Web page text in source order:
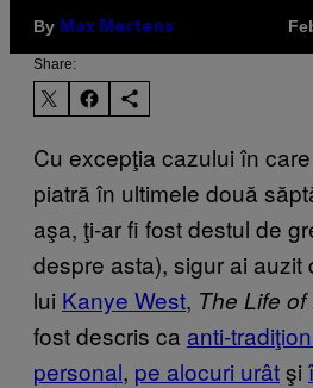
By Max Mertens
Share:
Cu excepţia cazului în
piatră în ultimele două
aşa, ţi-ar fi fost destul de
despre asta), sigur ai auzit
lui Kanye West, The Life of
fost descris ca anti-
personal, pe alocuri urâtşi